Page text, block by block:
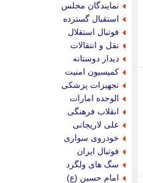
نمایندگان مجلس
استقبال گسترده
فوتبال استقلال
نقل و انتقالات
دیدار دوستانه
کمیسیون امنیت
تجهیزات پزشکی
الوحده امارات
انقلاب فرهنگی
علی لاریجانی
خودروی سواری
فوتبال ایران
سگ های ولگرد
امام حسین (ع)